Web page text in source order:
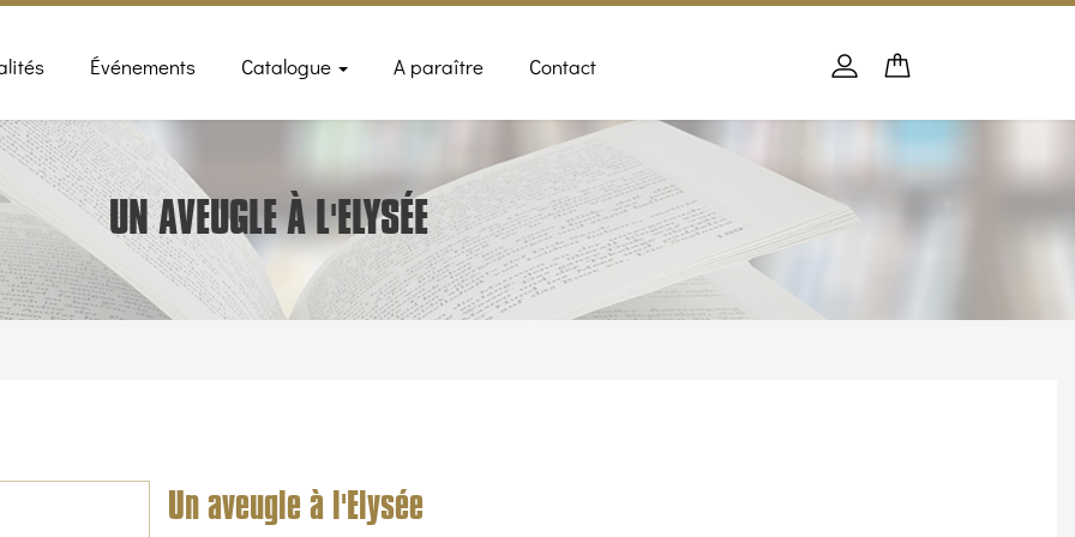
Événements Catalogue A paraître Contact
Panier
Se connecter
PANIER
UN AVEUGLE À L'ELYSÉE
Un aveugle à l'Elysée